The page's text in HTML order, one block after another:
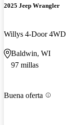
2025 Jeep Wrangler
Willys 4-Door 4WD
Baldwin, WI
97 millas
Buena oferta